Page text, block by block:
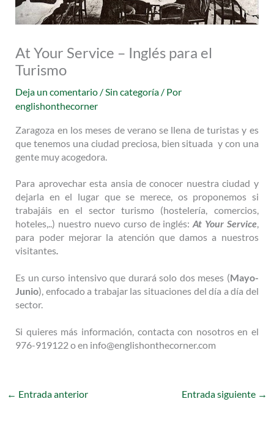
At Your Service – Inglés para el
Turismo
Deja un comentario /Sin categoría / Por
englishonthecorner
Zaragoza en los meses de verano se llena de turistas y es
que tenemos una ciudad preciosa, bien situada y con una
gente muy acogedora.
Para aprovechar esta ansia de conocer nuestra ciudad y
dejarla en el lugar que se merece, os proponemos si
trabajáis en el sector turismo (hostelería, comercios,
hoteles,..) nuestro nuevo curso de inglés:At Your Service,
para poder mejorar la atención que damos a nuestros
visitantes.
Es un curso intensivo que durará solo dos meses (Mayo-
Junio), enfocado a trabajar las situaciones del día a día del
sector.
Si quieres más información, contacta con nosotros en el
976-919122 o en info@englishonthecorner.com
← Entrada anterior Entrada siguiente →